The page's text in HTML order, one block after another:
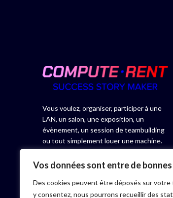
Vos données sont entre de bonnes
Des cookies peuvent être déposés sur votre
y consentez, nous pourrons recueillir des
Vous voulez, organiser, participer à une
LAN, un salon, une exposition, un
évènement, un session de teambuilding
ou tout simplement louer une machine.
Compute.rent, spécialiste de la location
des équipements adaptés à vos besoins.